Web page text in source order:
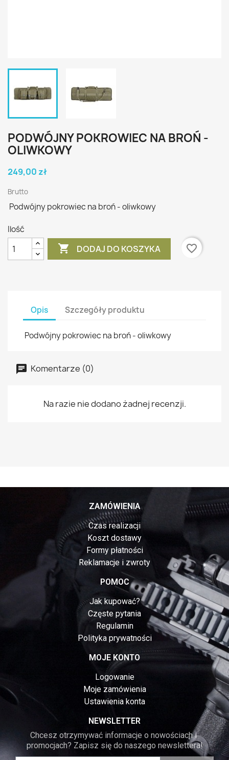
PODWÓJNY POKROWIEC NA BROŃ -
OLIWKOWY
249,00 zł
Brutto
Podwójny pokrowiec na broń - oliwkowy
Ilość
 DODAJ DO KOSZYKA favorite_border
Opis Szczegóły produktu
Podwójny pokrowiec na broń - oliwkowy
Komentarze (0)
Na razie nie dodano żadnej recenzji.
ZAMÓWIENIA
Czas realizacji
Koszt dostawy
Formy płatności
Reklamacje i zwroty
POMOC
Jak kupować?
Częste pytania
Regulamin
Polityka prywatności
MOJE KONTO
Logowanie
Moje zamówienia
Ustawienia konta
NEWSLETTER
Chcesz otrzymywać informacje o nowościach i
promocjach? Zapisz się do naszego newslettera!